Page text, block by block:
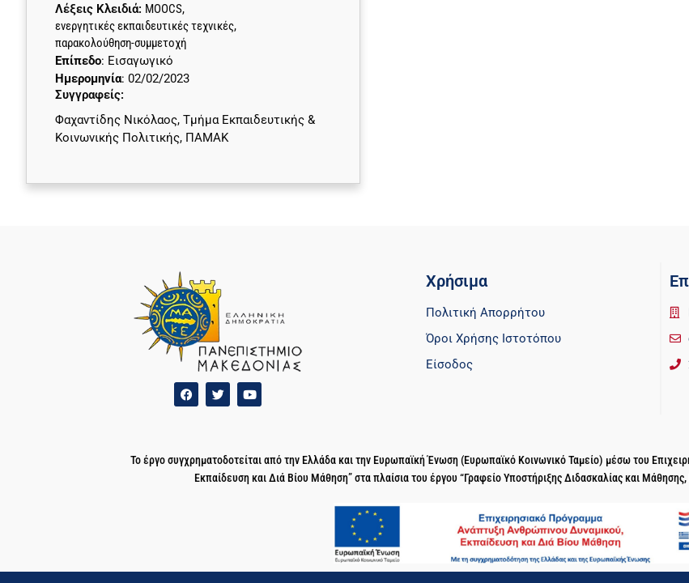
Λέξεις Κλειδιά: MOOCS,
ενεργητικές εκπαιδευτικές τεχνικές,
παρακολούθηση-συμμετοχή
Επίπεδο: Εισαγωγικό
Ημερομηνία: 02/02/2023
Συγγραφείς:
Φαχαντίδης Νικόλαος, Τμήμα Εκπαιδευτικής &
Κοινωνικής Πολιτικής, ΠΑΜΑΚ
Χρήσιμα
Πολιτική Απορρήτου
Όροι Χρήσης Ιστοτόπου
Είσοδος
Το έργο συγχρηματοδοτείται από την Ελλάδα και την Ευρωπαϊκή Ένωση (Ευρωπαϊκό Κοινωνικό Ταμείο) μέσω του
Εκπαίδευση και Διά Βίου Μάθηση” στα πλαίσια του έργου “Γραφείο Υποστήριξης Διδασκαλίας και